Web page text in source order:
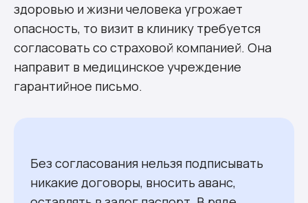
здоровью и жизни человека угрожает
опасность, то визит в клинику требуется
согласовать со страховой компанией. Она
направит в медицинское учреждение
гарантийное письмо.
Без согласования нельзя подписывать
никакие договоры, вносить аванс,